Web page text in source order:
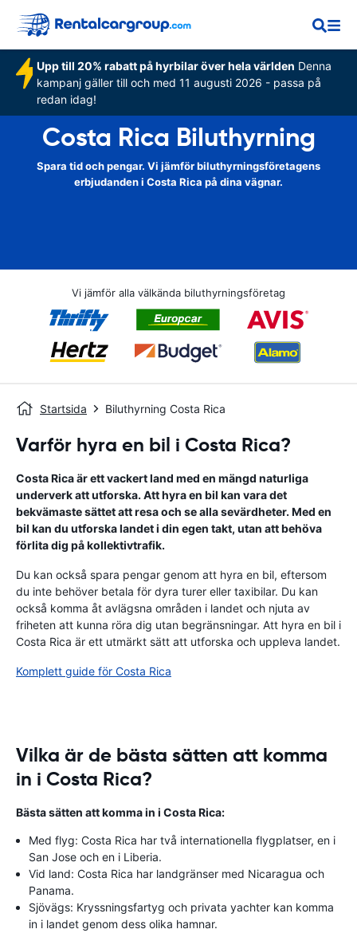
Upp till 20% rabatt på hyrbilar över hela världen Denna
kampanj gäller till och med 11 augusti 2026 - passa på
redan idag!
Costa Rica Biluthyrning
Spara tid och pengar. Vi jämför biluthyrningsföretagens
erbjudanden i Costa Rica på dina vägnar.
Vi jämför alla välkända biluthyrningsföretag
Startsida Biluthyrning Costa Rica
Varför hyra en bil i Costa Rica?
Costa Rica är ett vackert land med en mängd naturliga
underverk att utforska. Att hyra en bil kan vara det
bekvämaste sättet att resa och se alla sevärdheter. Med en
bil kan du utforska landet i din egen takt, utan att behöva
förlita dig på kollektivtrafik.
Du kan också spara pengar genom att hyra en bil, eftersom
du inte behöver betala för dyra turer eller taxibilar. Du kan
också komma åt avlägsna områden i landet och njuta av
friheten att kunna röra dig utan begränsningar. Att hyra en bil i
Costa Rica är ett utmärkt sätt att utforska och uppleva landet.
Komplett guide för Costa Rica
Vilka är de bästa sätten att komma
in i Costa Rica?
Bästa sätten att komma in i Costa Rica:
Med flyg: Costa Rica har två internationella flygplatser, en i
San Jose och en i Liberia.
Vid land: Costa Rica har landgränser med Nicaragua och
Panama.
Sjövägs: Kryssningsfartyg och privata yachter kan komma
in i landet genom dess olika hamnar.